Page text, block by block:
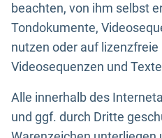
beachten, von ihm selbst
Tondokumente,
nutzen oder auf
Videosequenzen und
Alle innerhalb des
und ggf. durch Dritte